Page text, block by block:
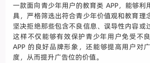
一款面向青少年用户的教育类 APP，能够利
具，严格筛选出符合青少年价值观和教育理
坚决拒绝那些包含不良信息、误导性内容或
这样不仅能够有效保护青少年用户免受不
APP 的良好品牌形象，还能够提高用户对
度，从而提升广告位的价值。